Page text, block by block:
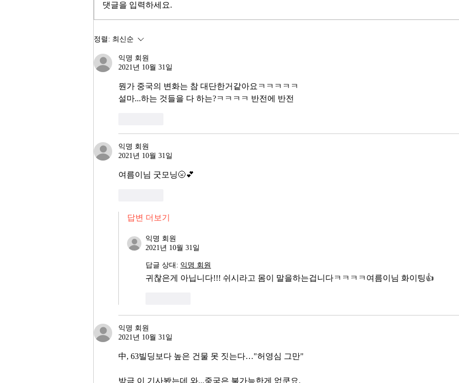
동안 8.71% 올랐다. 1999년 이후
다. 숫자만 보면 대한민국 경제가
그러나 상가 절반이 공실이고, 폐
업 신고가 줄을 잇는다. 자영업자
10명 중 4명 이상이 향후 3년 내
거다. 그런데 AI 강국이 뭔지부터
물
는
댓글을 입력하세요.
정렬: 최신순
익명 회원
2021년 10월 31일
뭔가 중국의 변화는 참 대단한거같아요ㅋㅋㅋㅋㅋ
설마...하는 것들을 다 하는?ㅋㅋㅋㅋ 반전에 반전
익명 회원
2021년 10월 31일
여름이님 굿모닝🌝💕
답변 더보기
익명 회원
2021년 10월 31일
답글 상대: 익명 회원
귀찮은게 아닙니다!!! 쉬시라고 몸이 말을하는겁니다ㅋㅋㅋㅋ여름이님 화이팅👍
익명 회원
2021년 10월 31일
中, 63빌딩보다 높은 건물 못 짓는다…"허영심 그만"
방금 이 기사봤는데 와...중국은 불가능한게 없쿤요.